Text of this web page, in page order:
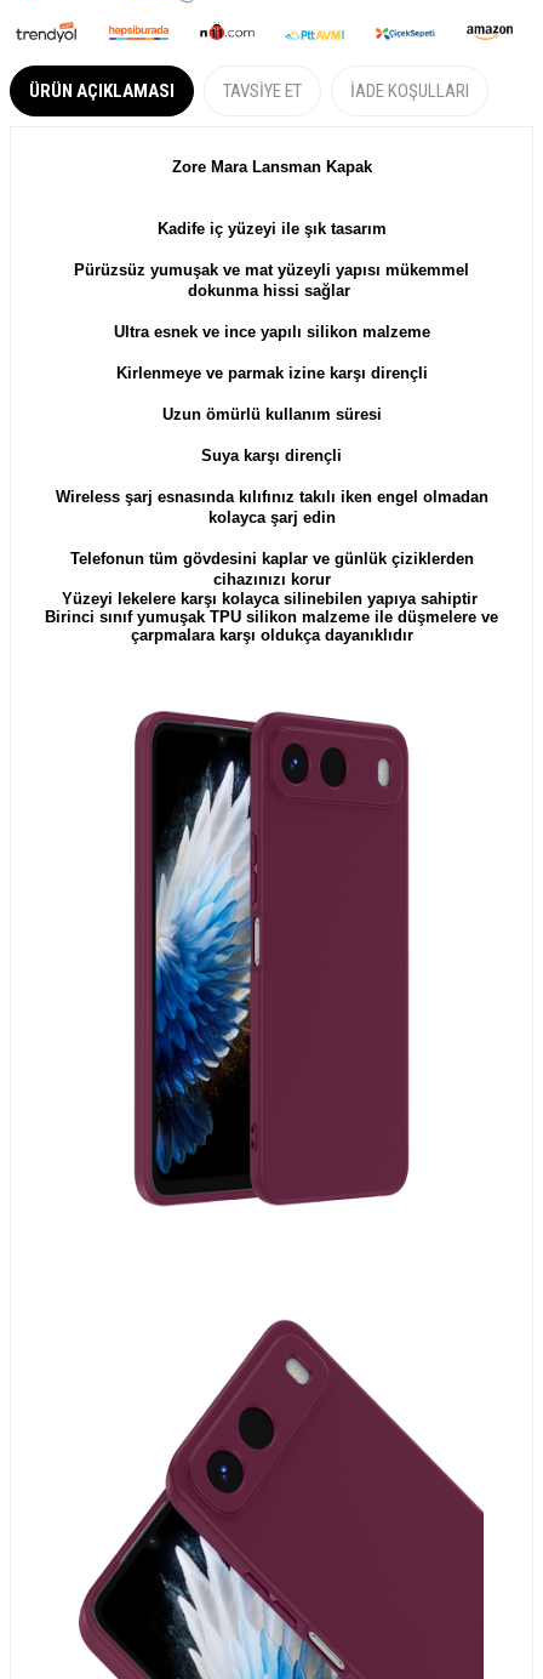
ÜRÜN AÇIKLAMASI TAVSIYE ET İADE KOŞULLARI
Zore MaraLansman Kapak
Kadife iç yüzeyi ile şık tasarım
Pürüzsüz yumuşak ve mat yüzeyli yapısı mükemmel
dokunma hissi sağlar
Ultra esnek ve ince yapılı silikon malzeme
Kirlenmeye ve parmak izine karşı dirençli
Uzun ömürlü kullanım süresi
Suya karşı dirençli
Wireless şarj esnasında kılıfınız takılı iken engel olmadan
kolayca şarj edin
Telefonun tüm gövdesini kaplar ve günlük çiziklerden
cihazınızı korur
Yüzeyi lekelere karşı kolayca silinebilen yapıya sahiptir
Birinci sınıf yumuşak TPU silikon malzeme ile düşmelere ve
çarpmalara karşı oldukça dayanıklıdır